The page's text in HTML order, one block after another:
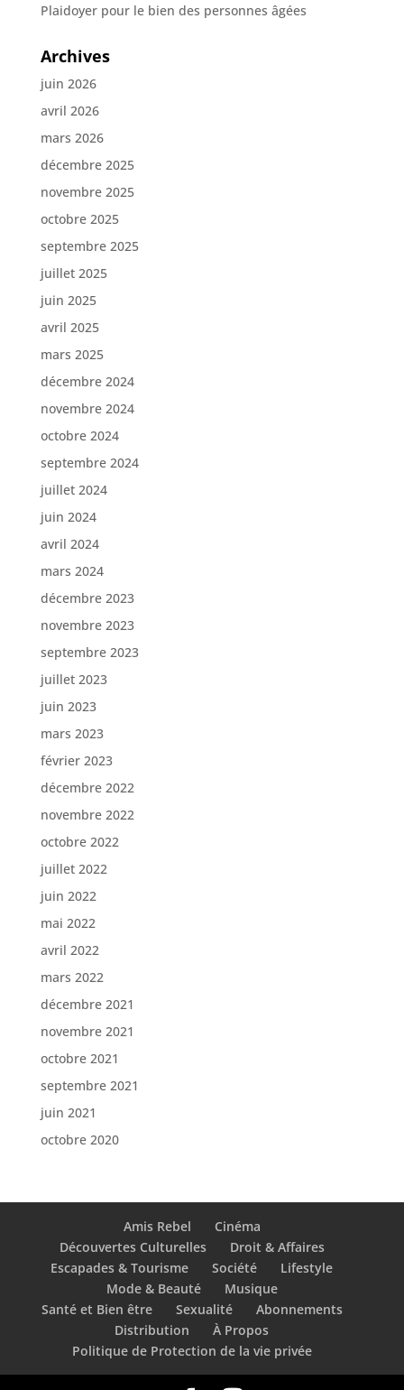
Plaidoyer pour le bien des personnes âgées
Archives
juin 2026
avril 2026
mars 2026
décembre 2025
novembre 2025
octobre 2025
septembre 2025
juillet 2025
juin 2025
avril 2025
mars 2025
décembre 2024
novembre 2024
octobre 2024
septembre 2024
juillet 2024
juin 2024
avril 2024
mars 2024
décembre 2023
novembre 2023
septembre 2023
juillet 2023
juin 2023
mars 2023
février 2023
décembre 2022
novembre 2022
octobre 2022
juillet 2022
juin 2022
mai 2022
avril 2022
mars 2022
décembre 2021
novembre 2021
octobre 2021
septembre 2021
juin 2021
octobre 2020
Amis Rebel
Cinéma
Découvertes Culturelles
Droit & Affaires
Escapades & Tourisme
Société
Lifestyle
Mode & Beauté
Musique
Santé et Bien être
Sexualité
Abonnements
Distribution
À Propos
Politique de Protection de la vie privée